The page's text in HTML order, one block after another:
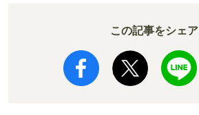
この記事をシェア